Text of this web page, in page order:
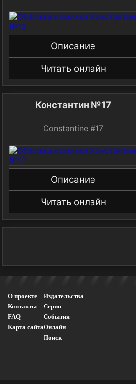
Описание
Читать онлайн
Константин №17
Constantine #17
Описание
Читать онлайн
О проекте
Контакты
FAQ
Карта сайта
Издательства
Серии
События
Онлайн
Поиск